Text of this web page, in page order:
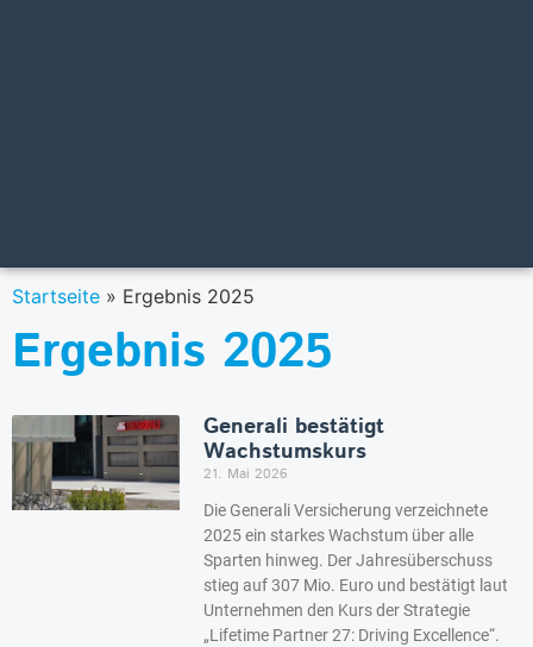
Startseite » Ergebnis 2025
Ergebnis 2025
Generali bestätigt
Wachstumskurs
21. Mai 2026
Die Generali Versicherung verzeichnete
2025 ein starkes Wachstum über alle
Sparten hinweg. Der Jahresüberschuss
stieg auf 307 Mio. Euro und bestätigt laut
Unternehmen den Kurs der Strategie
„Lifetime Partner 27: Driving Excellence“.